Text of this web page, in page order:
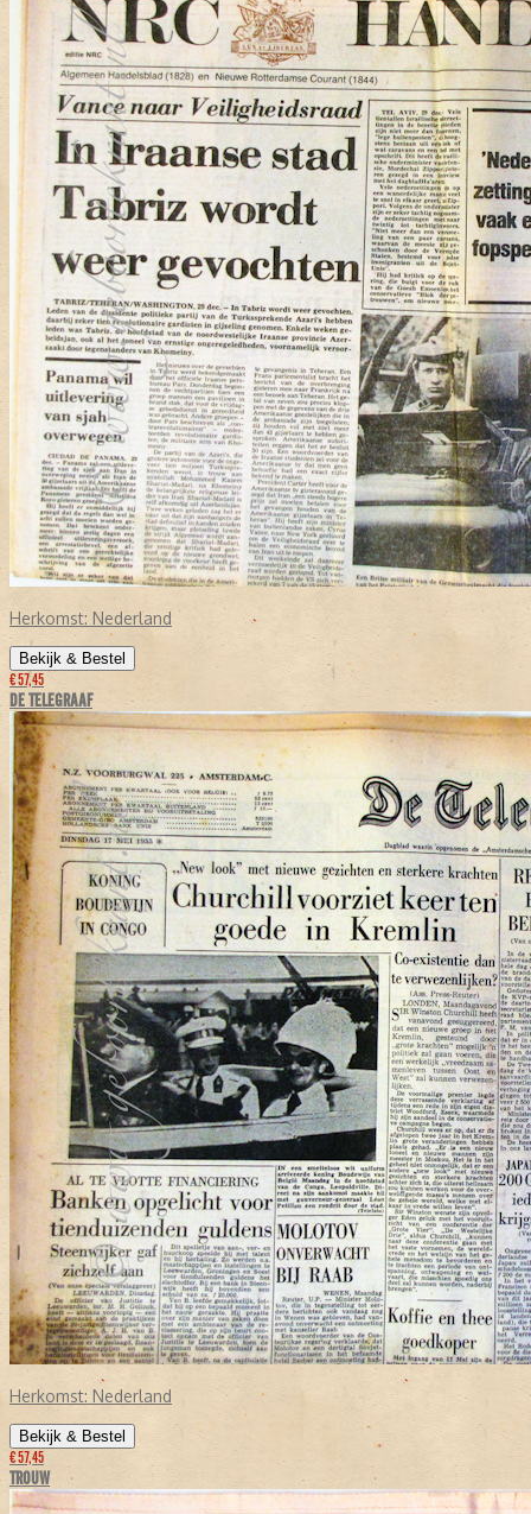
Herkomst: Nederland
Bekijk & Bestel
€ 57,45
DE TELEGRAAF
Herkomst: Nederland
Bekijk & Bestel
€ 57,45
TROUW